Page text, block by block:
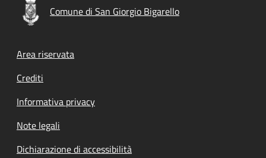
Comune di San Giorgio Bigarello
Footer menu
Area riservata
Crediti
Informativa privacy
Note legali
Dichiarazione di accessibilità